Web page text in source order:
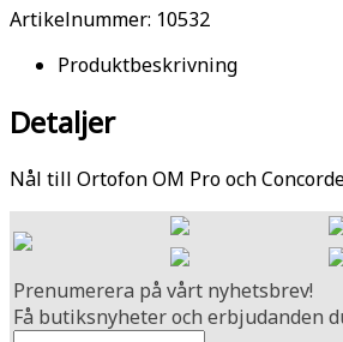
Artikelnummer: 10532
Produktbeskrivning
Detaljer
Nål till Ortofon OM Pro och
Prenumerera på vårt nyhetsbrev!
Få butiksnyheter och erbjudanden